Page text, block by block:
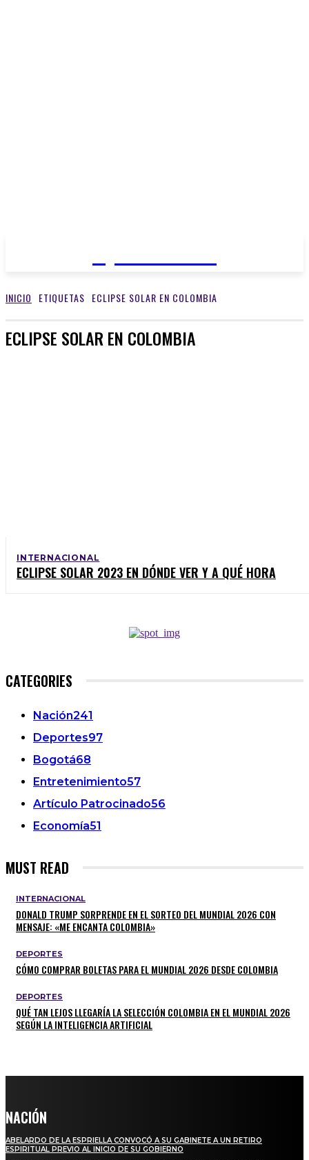
INICIO ETIQUETAS ECLIPSE SOLAR EN COLOMBIA
ECLIPSE SOLAR EN COLOMBIA
INTERNACIONAL
ECLIPSE SOLAR 2023 EN DÓNDE VER Y A QUÉ HORA
CATEGORIES
Nación241
Deportes97
Bogotá68
Entretenimiento57
Artículo Patrocinado56
Economía51
MUST READ
INTERNACIONAL
DONALD TRUMP SORPRENDE EN EL SORTEO DEL MUNDIAL 2026 CON
MENSAJE: «ME ENCANTA COLOMBIA»
DEPORTES
CÓMO COMPRAR BOLETAS PARA EL MUNDIAL 2026 DESDE COLOMBIA
DEPORTES
QUÉ TAN LEJOS LLEGARÍA LA SELECCIÓN COLOMBIA EN EL MUNDIAL 2026
SEGÚN LA INTELIGENCIA ARTIFICIAL
NACIÓN
ABELARDO DE LA ESPRIELLA CONVOCÓ A SU GABINETE A UN RETIRO
ESPIRITUAL PREVIO AL INICIO DE SU GOBIERNO